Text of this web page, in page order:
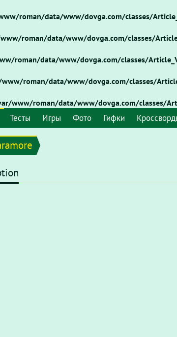
roman/data/www/dovga.com/classes/
roman/data/www/dovga.com/classes/
roman/data/www/dovga.com/classes/
roman/data/www/dovga.com/classes/
www/roman/data/www/dovga.com/classes/
Тесты Игры Фото Гифки